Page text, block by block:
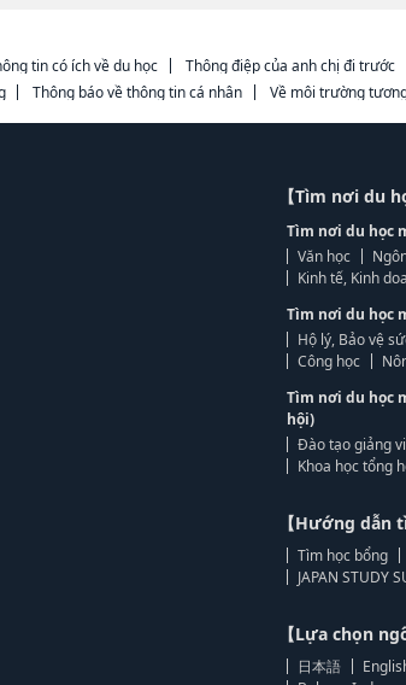
tin có ích về du học Thông điệp của anh chị đi trước
Thông báo về thông tin cá nhân Về môi trường
【Tìm nơi du
Tìm nơi du học
Văn học
Kinh tế, Kinh
Tìm nơi du học
Hộ lý, Bảo vệ
Công học
Tìm nơi du học
hội)
Đào tạo giảng
Khoa học tổng
【Hướng dẫn
Tìm học bổng
JAPAN STUDY
【Lựa chọn
日本語